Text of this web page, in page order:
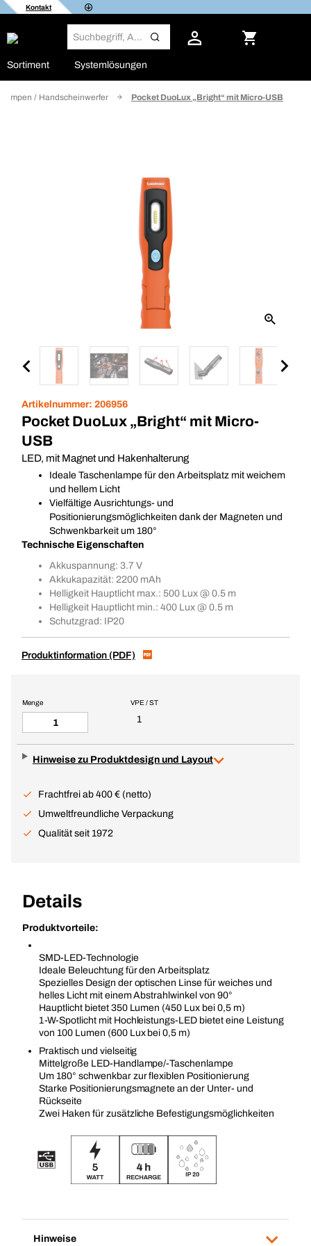
Kontakt
Sortiment Systemlösungen
/ Handscheinwerfer Pocket DuoLux „Bright“ mit Micro-USB
Artikelnummer: 206956
Pocket DuoLux „Bright“ mit Micro-
USB
LED, mit Magnet und Hakenhalterung
Ideale Taschenlampe für den Arbeitsplatz mit weichem
und hellem Licht
Vielfältige Ausrichtungs- und
Positionierungsmöglichkeiten dank der Magneten und
Schwenkbarkeit um 180°
Technische Eigenschaften
Akkuspannung: 3.7 V
Akkukapazität: 2200 mAh
Helligkeit Hauptlicht max.: 500 Lux @ 0.5 m
Helligkeit Hauptlicht min.: 400 Lux @ 0.5 m
Schutzgrad: IP20
Produktinformation (PDF)
VPE / ST
1
Menge
Hinweise zu Produktdesign und Layout
Frachtfrei ab 400 € (netto)
Umweltfreundliche Verpackung
Qualität seit 1972
Details
Produktvorteile:
SMD-LED-Technologie
Ideale Beleuchtung für den Arbeitsplatz
Spezielles Design der optischen Linse für weiches und
helles Licht mit einem Abstrahlwinkel von 90°
Hauptlicht bietet 350 Lumen (450 Lux bei 0,5 m)
1-W-Spotlicht mit Hochleistungs-LED bietet eine Leistung
von 100 Lumen (600 Lux bei 0,5 m)
Praktisch und vielseitig
Mittelgroße LED-Handlampe/-Taschenlampe
Um 180° schwenkbar zur flexiblen Positionierung
Starke Positionierungsmagnete an der Unter- und
Rückseite
Zwei Haken für zusätzliche Befestigungsmöglichkeiten
Hinweise